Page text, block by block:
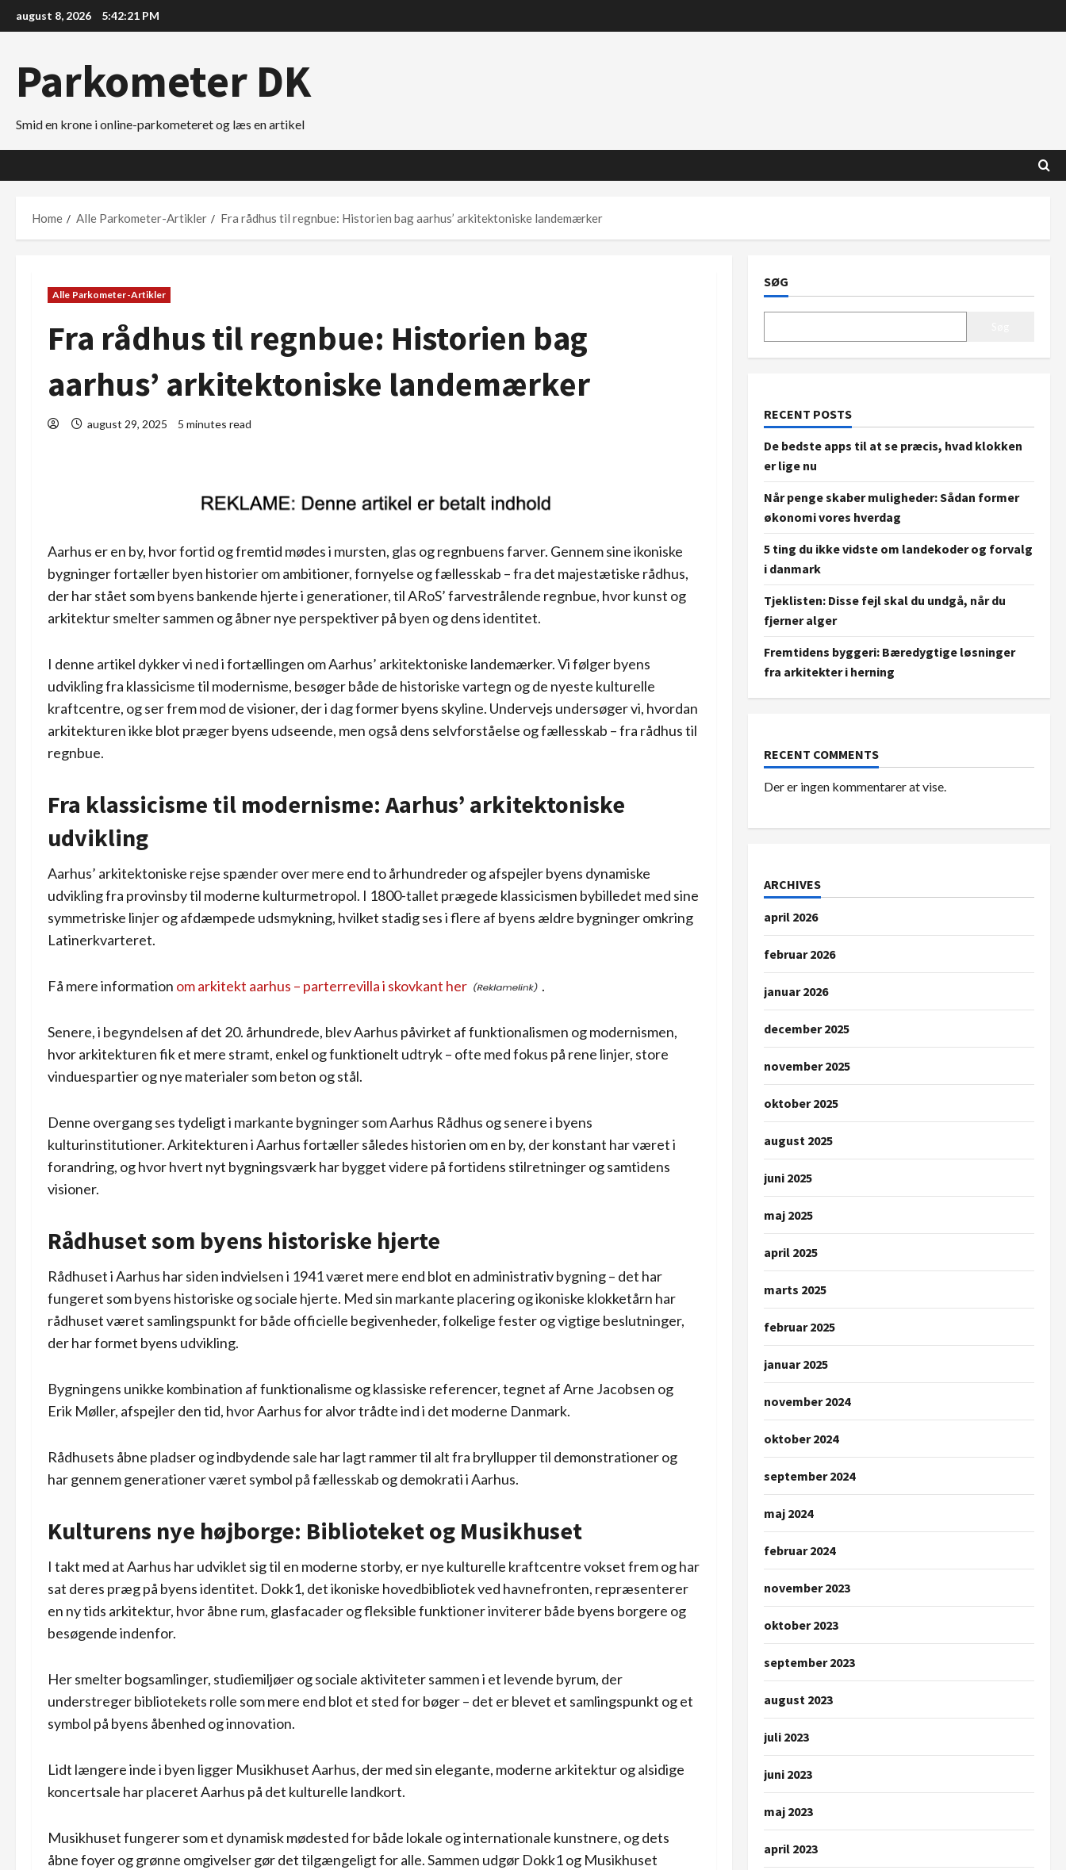
to
august 8, 2026 5:42:22 PM
Parkometer DK
Smid en krone i online-parkometeret og læs en artikel
Home Alle Parkometer-Artikler Fra rådhus til regnbue: Historien bag aarhus’ arkitektoniske landemærker
Alle Parkometer-Artikler
Fra rådhus til regnbue: Historien bag
aarhus’ arkitektoniske landemærker
august 29, 2025 5 minutes read
Aarhus er en by, hvor fortid og fremtid mødes i mursten, glas og regnbuens farver. Gennem sine ikoniske
bygninger fortæller byen historier om ambitioner, fornyelse og fællesskab – fra det majestætiske rådhus,
der har stået som byens bankende hjerte i generationer, til ARoS’ farvestrålende regnbue, hvor kunst og
arkitektur smelter sammen og åbner nye perspektiver på byen og dens identitet.
I denne artikel dykker vi ned i fortællingen om Aarhus’ arkitektoniske landemærker. Vi følger byens
udvikling fra klassicisme til modernisme, besøger både de historiske vartegn og de nyeste kulturelle
kraftcentre, og ser frem mod de visioner, der i dag former byens skyline. Undervejs undersøger vi, hvordan
arkitekturen ikke blot præger byens udseende, men også dens selvforståelse og fællesskab – fra rådhus til
regnbue.
Fra klassicisme til modernisme: Aarhus’ arkitektoniske
udvikling
Aarhus’ arkitektoniske rejse spænder over mere end to århundreder og afspejler byens dynamiske
udvikling fra provinsby til moderne kulturmetropol. I 1800-tallet prægede klassicismen bybilledet med sine
symmetriske linjer og afdæmpede udsmykning, hvilket stadig ses i flere af byens ældre bygninger omkring
Latinerkvarteret.
Få mere information om arkitekt aarhus – parterrevilla i skovkant her .
Senere, i begyndelsen af det 20. århundrede, blev Aarhus påvirket af funktionalismen og modernismen,
hvor arkitekturen fik et mere stramt, enkel og funktionelt udtryk – ofte med fokus på rene linjer, store
vinduespartier og nye materialer som beton og stål.
Denne overgang ses tydeligt i markante bygninger som Aarhus Rådhus og senere i byens
kulturinstitutioner. Arkitekturen i Aarhus fortæller således historien om en by, der konstant har været i
forandring, og hvor hvert nyt bygningsværk har bygget videre på fortidens stilretninger og samtidens
visioner.
Rådhuset som byens historiske hjerte
Rådhuset i Aarhus har siden indvielsen i 1941 været mere end blot en administrativ bygning – det har
fungeret som byens historiske og sociale hjerte. Med sin markante placering og ikoniske klokketårn har
rådhuset været samlingspunkt for både officielle begivenheder, folkelige fester og vigtige beslutninger,
der har formet byens udvikling.
Bygningens unikke kombination af funktionalisme og klassiske referencer, tegnet af Arne Jacobsen og
Erik Møller, afspejler den tid, hvor Aarhus for alvor trådte ind i det moderne Danmark.
Rådhusets åbne pladser og indbydende sale har lagt rammer til alt fra bryllupper til demonstrationer og
har gennem generationer været symbol på fællesskab og demokrati i Aarhus.
Kulturens nye højborge: Biblioteket og Musikhuset
I takt med at Aarhus har udviklet sig til en moderne storby, er nye kulturelle kraftcentre vokset frem og har
sat deres præg på byens identitet. Dokk1, det ikoniske hovedbibliotek ved havnefronten, repræsenterer
en ny tids arkitektur, hvor åbne rum, glasfacader og fleksible funktioner inviterer både byens borgere og
besøgende indenfor.
Her smelter bogsamlinger, studiemiljøer og sociale aktiviteter sammen i et levende byrum, der
understreger bibliotekets rolle som mere end blot et sted for bøger – det er blevet et samlingspunkt og et
symbol på byens åbenhed og innovation.
Lidt længere inde i byen ligger Musikhuset Aarhus, der med sin elegante, moderne arkitektur og alsidige
koncertsale har placeret Aarhus på det kulturelle landkort.
Musikhuset fungerer som et dynamisk mødested for både lokale og internationale kunstnere, og dets
åbne foyer og grønne omgivelser gør det tilgængeligt for alle. Sammen udgør Dokk1 og Musikhuset
SØG
RECENT POSTS
De bedste apps til at se præcis, hvad klokken
er lige nu
Når penge skaber muligheder: Sådan former
økonomi vores hverdag
5 ting du ikke vidste om landekoder og forvalg
i danmark
Tjeklisten: Disse fejl skal du undgå, når du
fjerner alger
Fremtidens byggeri: Bæredygtige løsninger
fra arkitekter i herning
RECENT COMMENTS
Der er ingen kommentarer at vise.
ARCHIVES
april 2026
februar 2026
januar 2026
december 2025
november 2025
oktober 2025
august 2025
juni 2025
maj 2025
april 2025
marts 2025
februar 2025
januar 2025
november 2024
oktober 2024
september 2024
maj 2024
februar 2024
november 2023
oktober 2023
september 2023
august 2023
juli 2023
juni 2023
maj 2023
april 2023